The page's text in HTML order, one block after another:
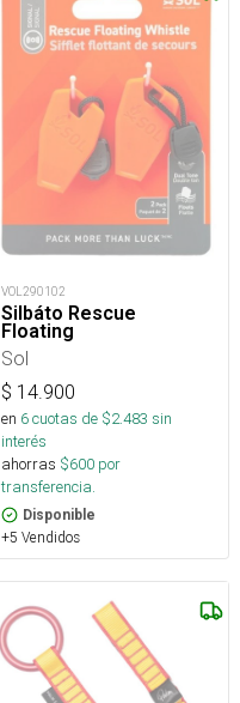
VOL290102
Silbáto Rescue
Floating
Sol
$ 14.900
en 6cuotas de $2.483 sin
interés
ahorras $600 por
transferencia.
Disponible
+5 Vendidos